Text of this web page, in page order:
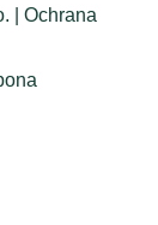
|Ochrana